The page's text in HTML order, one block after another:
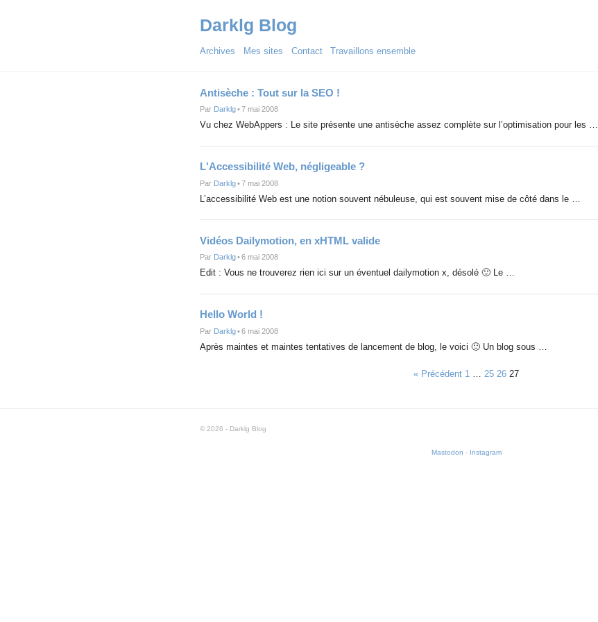
Darklg Blog
Archives Mes sites Contact Travaillons ensemble
Antisèche : Tout sur la SEO !
Par Darklg•7 mai 2008
Vu chez WebAppers : Le site présente une antisèche assez complète sur l’optimisation pour les …
L'Accessibilité Web, négligeable ?
Par Darklg•7 mai 2008
L’accessibilité Web est une notion souvent nébuleuse, qui est souvent mise de côté dans le …
Vidéos Dailymotion, en xHTML valide
Par Darklg•6 mai 2008
Edit : Vous ne trouverez rien ici sur un éventuel dailymotion x, désolé 🙂 Le …
Hello World !
Par Darklg•6 mai 2008
Après maintes et maintes tentatives de lancement de blog, le voici 🙂 Un blog sous …
« Précédent 1 25 26 27
© 2026 - Darklg Blog
Mastodon - Instagram